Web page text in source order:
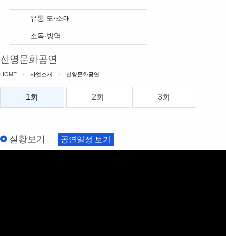
유통 도·소매
소독·방역
신영문화공연
HOME 사업소개 CURRENT:
신영문화공연
1회 2회 3회
실황보기 공연일정 보기